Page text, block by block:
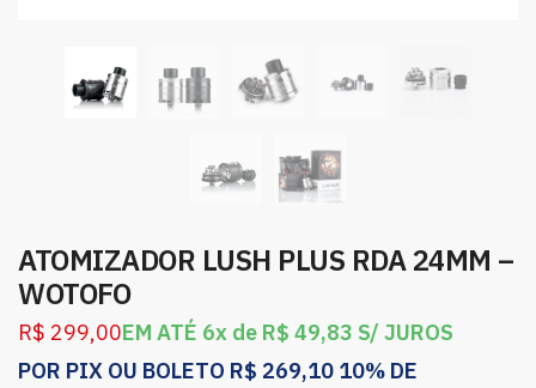
ATOMIZADOR LUSH PLUS RDA 24MM –
WOTOFO
R$ 299,00EM ATÉ 6x de R$ 49,83 S/ JUROS
POR PIX OU BOLETO R$ 269,10 10% DE